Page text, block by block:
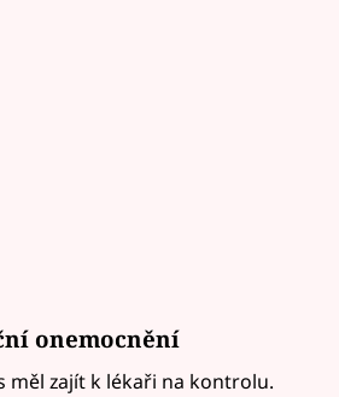
onemocnění
měl zajít k lékaři na kontrolu.